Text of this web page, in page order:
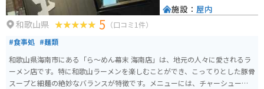
和歌山県 5 （口コミ1件）
#食事処 #麺類
和歌山県海南市にある「ら～めん幕末 海南店」は、地元の人々に愛されるラ
ーメン店です。特に和歌山ラーメンを楽しむことができ、こってりとした豚骨
スープと細麺の絶妙なバランスが特徴です。メニューには、チャーシューや
施設： 屋内